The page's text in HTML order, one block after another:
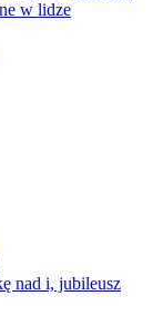
w lidze
nad i, jubileusz